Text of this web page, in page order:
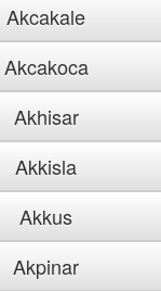
Akcakale
Akcakoca
Akhisar
Akkisla
Akkus
Akpinar